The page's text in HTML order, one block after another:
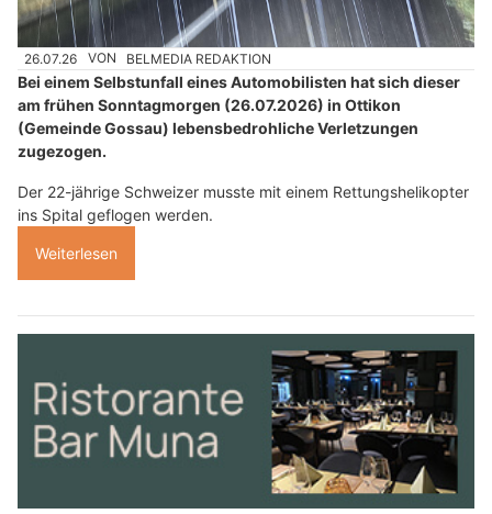
26.07.26 VON BELMEDIA REDAKTION
Bei einem Selbstunfall eines Automobilisten hat sich dieser
am frühen Sonntagmorgen (26.07.2026) in Ottikon
(Gemeinde Gossau) lebensbedrohliche Verletzungen
zugezogen.
Der 22-jährige Schweizer musste mit einem Rettungshelikopter
ins Spital geflogen werden.
Weiterlesen